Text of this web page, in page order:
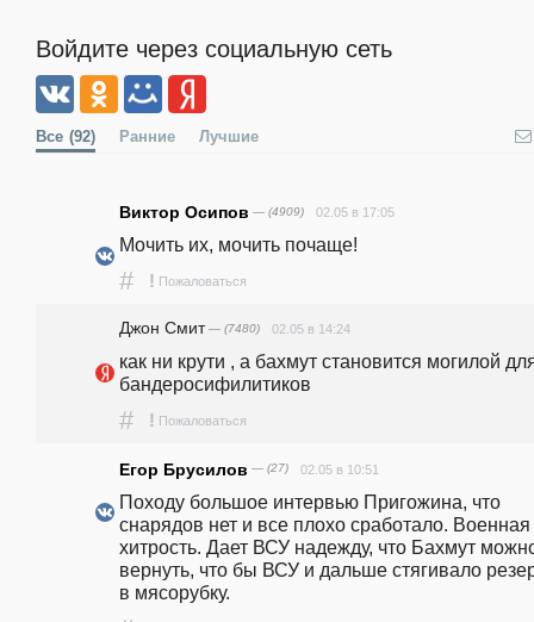
Войдите через социальную сеть
Все (92) Ранние Лучшие
Виктор Осипов — (4909) 02.05 в 17:05
Мочить их, мочить почаще!
# ! Пожаловаться
Джон Смит— (7480) 02.05 в 14:24
как ни крути , а бахмут становится могилой
бандеросифилитиков
# ! Пожаловаться
Егор Брусилов — (27) 02.05 в 10:51
Походу большое интервью Пригожина, что
снарядов нет и все плохо сработало. Военная
хитрость. Дает ВСУ надежду, что Бахмут
вернуть, что бы ВСУ и дальше стягивало
в мясорубку.